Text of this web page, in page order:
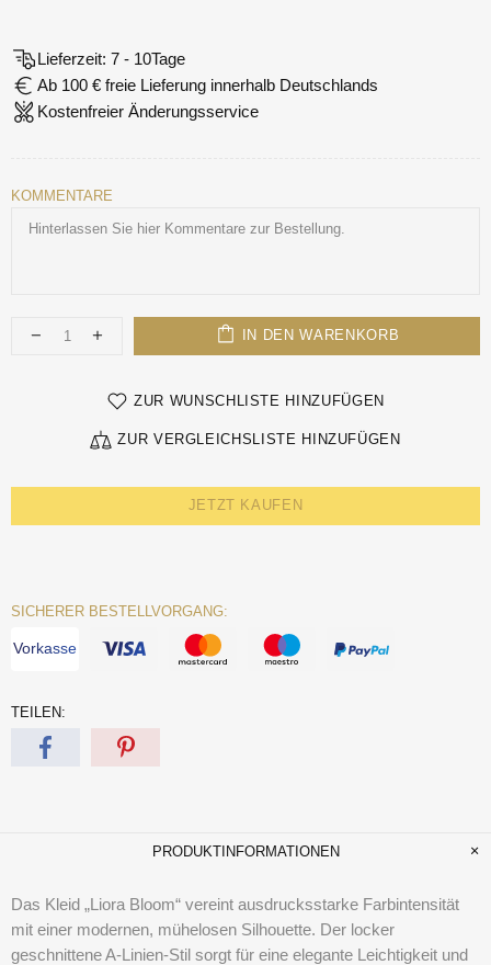
Lieferzeit: 7 - 10Tage
Ab 100 € freie Lieferung innerhalb Deutschlands
Kostenfreier Änderungsservice
KOMMENTARE
IN DEN WARENKORB
ZUR WUNSCHLISTE HINZUFÜGEN
ZUR VERGLEICHSLISTE HINZUFÜGEN
JETZT KAUFEN
SICHERER BESTELLVORGANG:
Vorkasse
TEILEN:
PRODUKTINFORMATIONEN
Das Kleid „Liora Bloom“ vereint ausdrucksstarke Farbintensität
mit einer modernen, mühelosen Silhouette. Der locker
geschnittene A-Linien-Stil sorgt für eine elegante Leichtigkeit und